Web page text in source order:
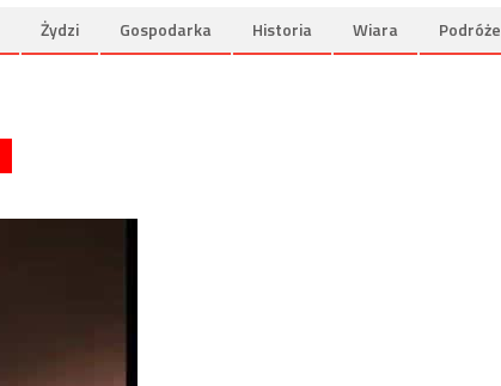
Żydzi Gospodarka Historia Wiara Podróże